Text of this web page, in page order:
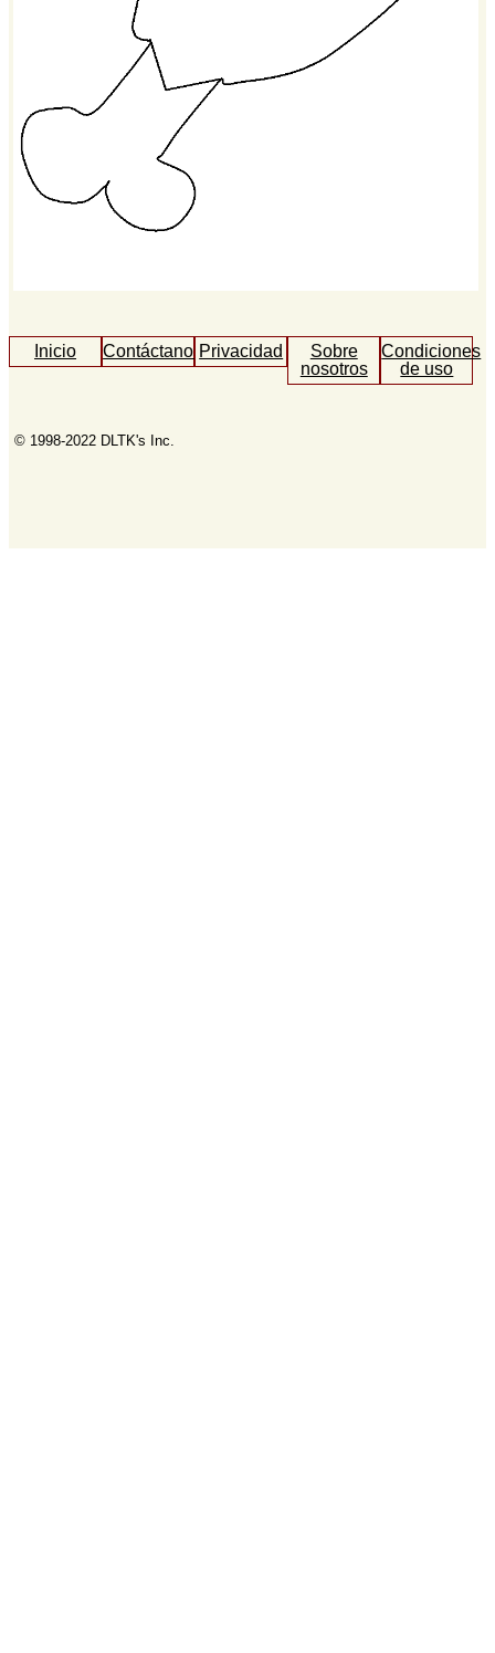
Inicio ContáctanosPrivacidad
Sobre
nosotros
Condiciones
de uso
© 1998-2022 DLTK's Inc.